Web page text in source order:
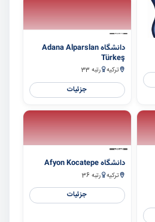
سایر
دانشگاه Adana Alparslan
Türkeş
ترکیه رتبه 33
جزئیات
سایر
دانشگاه Afyon Kocatepe
ترکیه رتبه 36
جزئیات